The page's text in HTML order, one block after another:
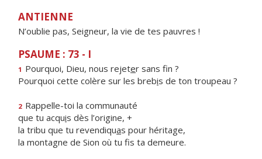
ANTIENNE
N’oublie pas, Seigneur, la vie de tes pauvres !
PSAUME : 73 - I
1 Pourquoi, Dieu, nous rejeter sans fin ?
Pourquoi cette colère sur les brebis de ton troupeau ?
2 Rappelle-toi la communauté
que tu acquis dès l’origine, +
la tribu que tu revendiquas pour héritage,
la montagne de Sion où tu fs ta demeure.